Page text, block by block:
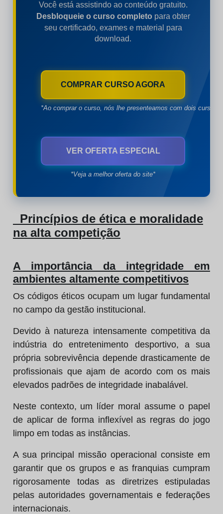
Você está assistindo ao conteúdo gratuito.
Desbloqueie o curso completopara obter
seu certificado, exames e material para
download.
COMPRAR CURSO AGORA
*Ao comprar o curso, nós lhe presenteamos com dois cursos
VER OFERTA ESPECIAL
*Veja a melhor oferta do site*
Princípios de ética e moralidade
na alta competição
A importância da integridade em
ambientes altamente competitivos
Os códigos éticos ocupam um lugar fundamental
no campo da gestão institucional.
Devido à natureza intensamente competitiva da
indústria do entretenimento desportivo, a sua
própria sobrevivência depende drasticamente de
profissionais que ajam de acordo com os mais
elevados padrões de integridade inabalável.
Neste contexto, um líder moral assume o papel
de aplicar de forma inflexível as regras do jogo
limpo em todas as instâncias.
A sua principal missão operacional consiste em
garantir que os grupos e as franquias cumpram
rigorosamente todas as diretrizes estipuladas
pelas autoridades governamentais e federações
internacionais.